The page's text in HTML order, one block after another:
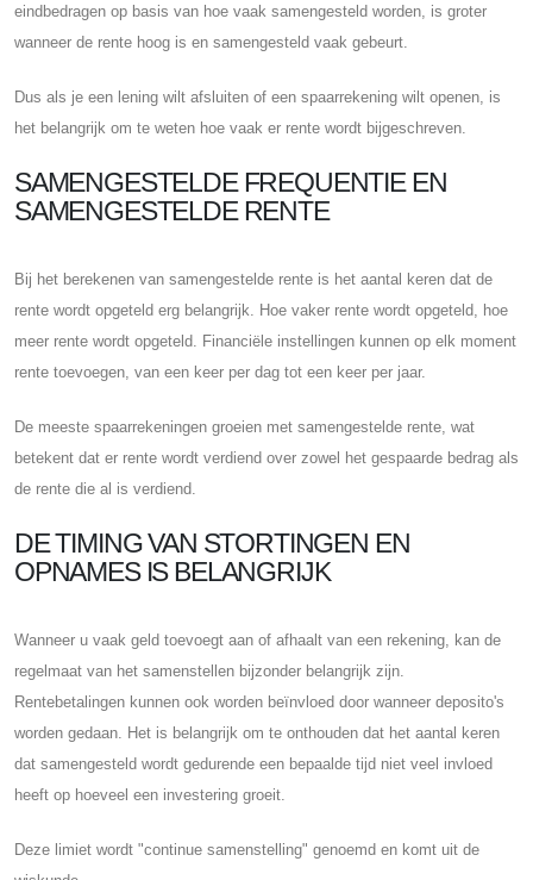
eindbedragen op basis van hoe vaak samengesteld worden, is groter
wanneer de rente hoog is en samengesteld vaak gebeurt.
Dus als je een lening wilt afsluiten of een spaarrekening wilt openen, is
het belangrijk om te weten hoe vaak er rente wordt bijgeschreven.
SAMENGESTELDE FREQUENTIE EN
SAMENGESTELDE RENTE
Bij het berekenen van samengestelde rente is het aantal keren dat de
rente wordt opgeteld erg belangrijk. Hoe vaker rente wordt opgeteld, hoe
meer rente wordt opgeteld. Financiële instellingen kunnen op elk moment
rente toevoegen, van een keer per dag tot een keer per jaar.
De meeste spaarrekeningen groeien met samengestelde rente, wat
betekent dat er rente wordt verdiend over zowel het gespaarde bedrag als
de rente die al is verdiend.
DE TIMING VAN STORTINGEN EN
OPNAMES IS BELANGRIJK
Wanneer u vaak geld toevoegt aan of afhaalt van een rekening, kan de
regelmaat van het samenstellen bijzonder belangrijk zijn.
Rentebetalingen kunnen ook worden beïnvloed door wanneer deposito's
worden gedaan. Het is belangrijk om te onthouden dat het aantal keren
dat samengesteld wordt gedurende een bepaalde tijd niet veel invloed
heeft op hoeveel een investering groeit.
Deze limiet wordt "continue samenstelling" genoemd en komt uit de